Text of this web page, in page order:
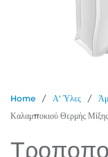
Home / Α' Ύλες /
Καλαμποκιού Θερμής Μίξης